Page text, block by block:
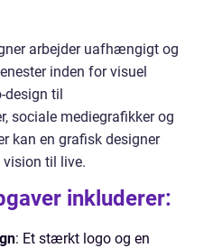
arbejder uafhængigt og
inden for visuel
design til
sociale mediegrafikker og
kan en grafisk designer
til live.
inkluderer:
: Et stærkt logo og en